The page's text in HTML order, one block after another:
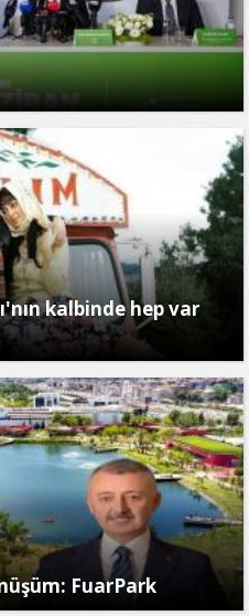
kalbinde hep var
FuarPark